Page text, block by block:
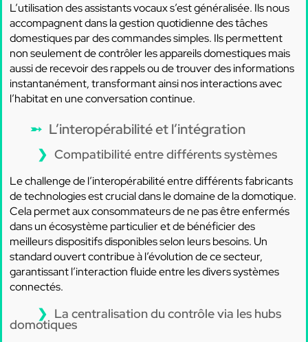
L’utilisation des assistants vocaux s’est généralisée. Ils nous
accompagnent dans la gestion quotidienne des tâches
domestiques par des commandes simples. Ils permettent
non seulement de contrôler les appareils domestiques mais
aussi de recevoir des rappels ou de trouver des informations
instantanément, transformant ainsi nos interactions avec
l’habitat en une conversation continue.
L’interopérabilité et l’intégration
Compatibilité entre différents systèmes
Le challenge de l’interopérabilité entre différents fabricants
de technologies est crucial dans le domaine de la domotique.
Cela permet aux consommateurs de ne pas être enfermés
dans un écosystème particulier et de bénéficier des
meilleurs dispositifs disponibles selon leurs besoins. Un
standard ouvert contribue à l’évolution de ce secteur,
garantissant l’interaction fluide entre les divers systèmes
connectés.
La centralisation du contrôle via les hubs
domotiques